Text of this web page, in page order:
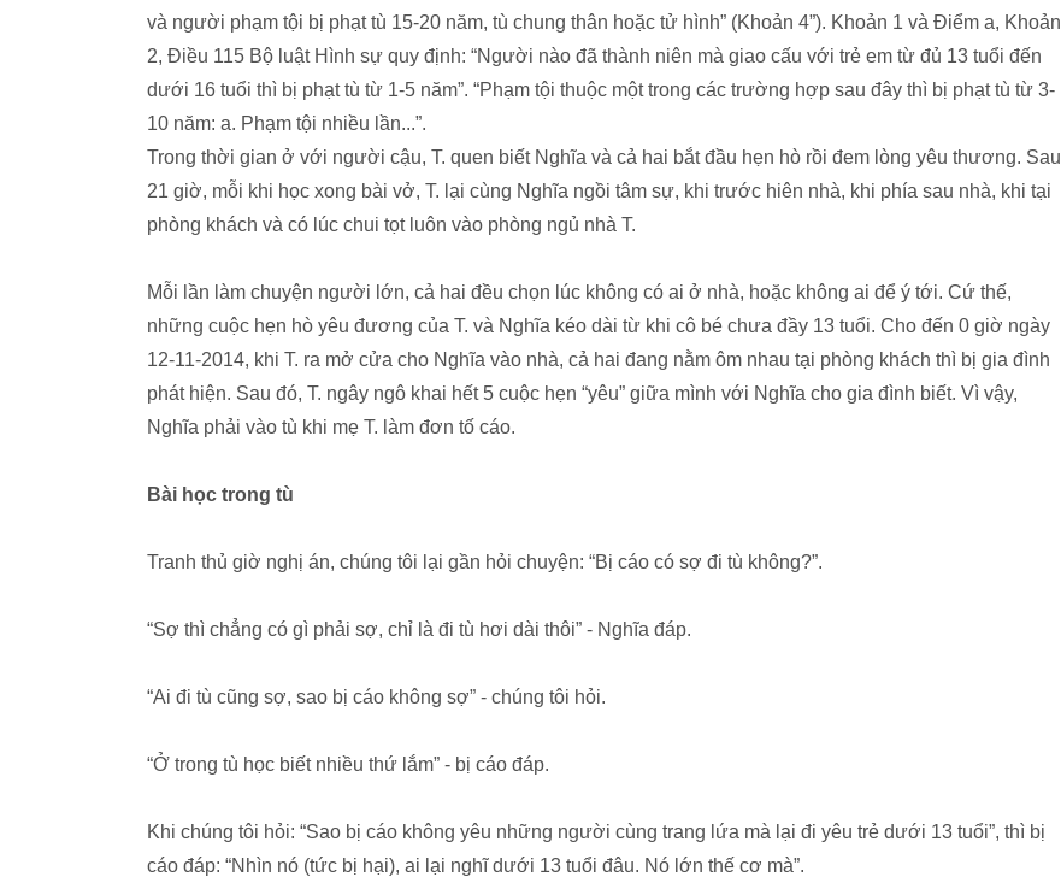
và người phạm tội bị phạt tù 15-20 năm, tù chung thân hoặc tử hình” (Khoản 4”). Khoản 1 và Điểm a, Khoản
2, Điều 115 Bộ luật Hình sự quy định: “Người nào đã thành niên mà giao cấu với trẻ em từ đủ 13 tuổi đến
dưới 16 tuổi thì bị phạt tù từ 1-5 năm”. “Phạm tội thuộc một trong các trường hợp sau đây thì bị phạt tù từ 3-
10 năm: a. Phạm tội nhiều lần...”.
Trong thời gian ở với người cậu, T. quen biết Nghĩa và cả hai bắt đầu hẹn hò rồi đem lòng yêu thương. Sau
21 giờ, mỗi khi học xong bài vở, T. lại cùng Nghĩa ngồi tâm sự, khi trước hiên nhà, khi phía sau nhà, khi tại
phòng khách và có lúc chui tọt luôn vào phòng ngủ nhà T.
Mỗi lần làm chuyện người lớn, cả hai đều chọn lúc không có ai ở nhà, hoặc không ai để ý tới. Cứ thế,
những cuộc hẹn hò yêu đương của T. và Nghĩa kéo dài từ khi cô bé chưa đầy 13 tuổi. Cho đến 0 giờ ngày
12-11-2014, khi T. ra mở cửa cho Nghĩa vào nhà, cả hai đang nằm ôm nhau tại phòng khách thì bị gia đình
phát hiện. Sau đó, T. ngây ngô khai hết 5 cuộc hẹn “yêu” giữa mình với Nghĩa cho gia đình biết. Vì vậy,
Nghĩa phải vào tù khi mẹ T. làm đơn tố cáo.
Bài học trong tù
Tranh thủ giờ nghị án, chúng tôi lại gần hỏi chuyện: “Bị cáo có sợ đi tù không?”.
“Sợ thì chẳng có gì phải sợ, chỉ là đi tù hơi dài thôi” - Nghĩa đáp.
“Ai đi tù cũng sợ, sao bị cáo không sợ” - chúng tôi hỏi.
“Ở trong tù học biết nhiều thứ lắm” - bị cáo đáp.
Khi chúng tôi hỏi: “Sao bị cáo không yêu những người cùng trang lứa mà lại đi yêu trẻ dưới 13 tuổi”, thì bị
cáo đáp: “Nhìn nó (tức bị hại), ai lại nghĩ dưới 13 tuổi đâu. Nó lớn thế cơ mà”.